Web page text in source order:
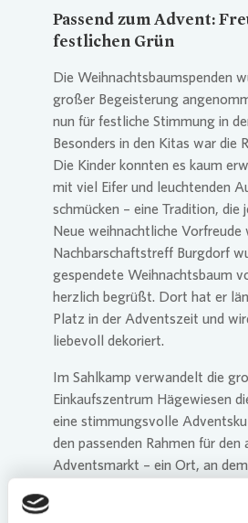
Passend zum Advent:
festlichen Grün
Die Weihnachtsbaumspenden
großer Begeisterung
nun für festliche Stimmung in
Besonders in den Kitas war die
Die Kinder konnten es kaum
mit viel Eifer und leuchtenden
schmücken – eine Tradition, die
Neue weihnachtliche Vorfreude
Nachbarschaftstreff Burgdorf
gespendete Weihnachtsbaum
herzlich begrüßt. Dort hat er
Platz in der Adventszeit und
liebevoll dekoriert.
Im Sahlkamp verwandelt die
Einkaufszentrum Hägewiesen
eine stimmungsvolle
den passenden Rahmen für den
Adventsmarkt – ein Ort, an